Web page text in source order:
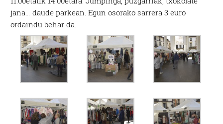
jana… daude parkean. Egun osorako sarrera 3 euro
ordaindu behar da.